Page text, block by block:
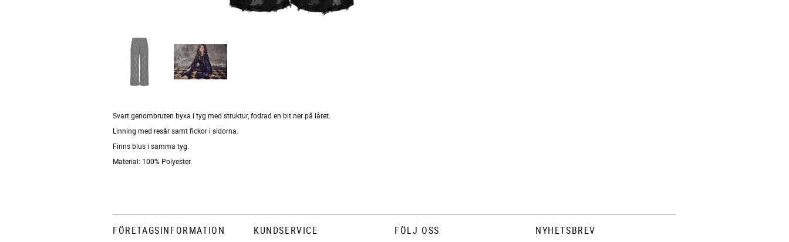
Svart genombruten byxa i tyg med struktur, fodrad en bit ner på låret.
Linning med resår samt fickor i sidorna.
Finns blus i samma tyg.
Material: 100% Polyester.
FÖRETAGSINFORMATION KUNDSERVICE FÖLJ OSS NYHETSBREV